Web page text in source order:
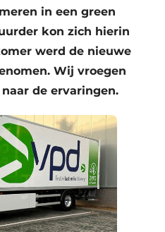
in een green
kon zich hierin
werd de nieuwe
Wij vroegen
de ervaringen.